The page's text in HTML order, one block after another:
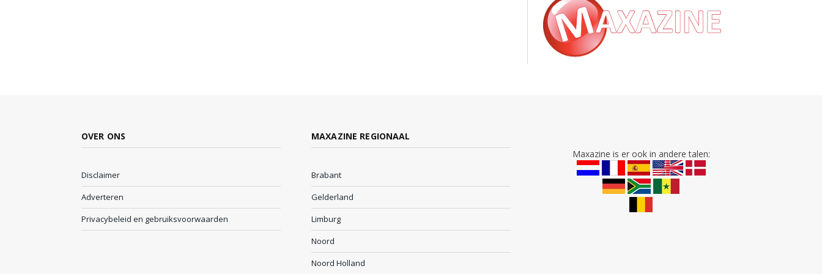
OVER ONS
Disclaimer
Adverteren
Privacybeleid en gebruiksvoorwaarden
MAXAZINE REGIONAAL
Brabant
Gelderland
Limburg
Noord
Noord Holland
Maxazine is er ook in andere talen: